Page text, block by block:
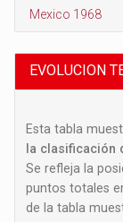
Mexico 1968
EVOLUCION
Esta tabla
la clasificación
Se refleja la
puntos totales
de la tabla